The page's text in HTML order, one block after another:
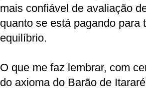
mais confiável de avaliação
quanto se está pagando para
equilíbrio.
O que me faz lembrar, com
do axioma do Barão de